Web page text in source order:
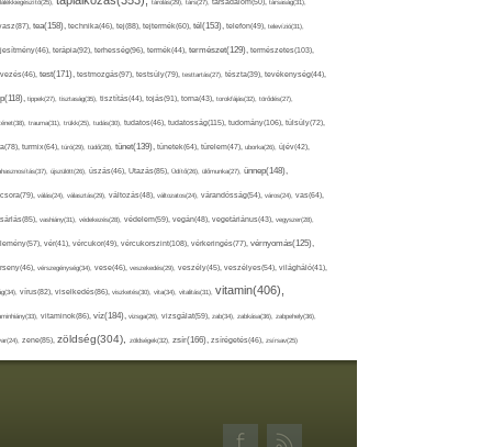
tárolás(29), társ(27), társadalom(50), társaság(31),
tea(158), technika(46), tej(88), tejtermék(60), tél(153), telefon(49), televízió(31),
terápia(92), terhesség(96), termék(44), természet(129), természetes(103),
test(171), testmozgás(97), testsúly(79), testtartás(27), tészta(39), tevékenység(44),
tippek(27), tisztaság(35), tisztítás(44), tojás(91), torna(43), torokfájás(32), törődés(27),
trauma(31), trükk(25), tudás(30), tudatos(46), tudatosság(115), tudomány(106), túlsúly(72),
turmix(64), túró(29), tüdő(28), tünet(139), tünetek(64), türelem(47), uborka(26), újév(42),
újszülött(26), úszás(46), Utazás(85), Üdítő(26), ülőmunka(27), ünnep(148),
válás(24), választás(29), változás(48), változatos(24), várandósság(54), város(24), vas(64),
vashiány(31), védekezés(28), védelem(59), vegán(48), vegetáriánus(43), vegyszer(28),
vér(41), vércukor(49), vércukorszint(108), vérkeringés(77), vérnyomás(125),
vérszegénység(34), vese(46), veszekedés(29), veszély(45), veszélyes(54), világháló(41),
vírus(82), viselkedés(86), viszketés(30), vita(34), vitalitás(31), vitamin(406),
vitaminok(86), víz(184), vizsga(26), vizsgálat(59), zab(34), zabkása(36), zabpehely(36),
zene(85), zöldség(304), zöldségek(32), zsír(166), zsírégetés(46), zsírsav(25)